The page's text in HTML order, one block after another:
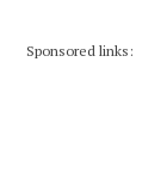
Sponsored links: